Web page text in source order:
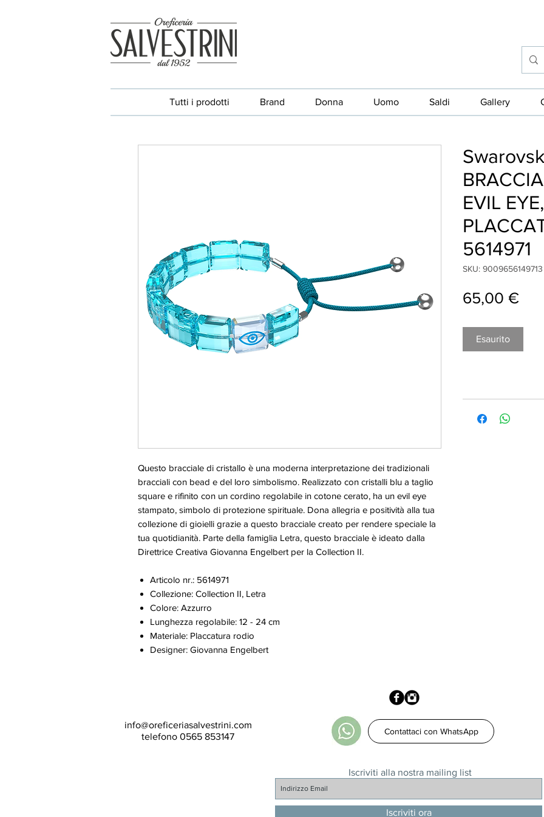
Tutti i prodotti Brand Donna Uomo Saldi Gallery
Questo bracciale di cristallo è una moderna interpretazione dei tradizionali
bracciali con bead e del loro simbolismo. Realizzato con cristalli blu a taglio
square e rifinito con un cordino regolabile in cotone cerato, ha un evil eye
stampato, simbolo di protezione spirituale. Dona allegria e positività alla tua
collezione di gioielli grazie a questo bracciale creato per rendere speciale la
tua quotidianità. Parte della famiglia Letra, questo bracciale è ideato dalla
Direttrice Creativa Giovanna Engelbert per la Collection II.
Articolo nr.: 5614971
Collezione: Collection II, Letra
Colore: Azzurro
Lunghezza regolabile: 12 - 24 cm
Materiale: Placcatura rodio
Designer: Giovanna Engelbert
EVIL
5614971
SKU: 9009656149713
65,00 €
Esaurito
Iscriviti alla nostra mailing list
Iscriviti ora
Contattaci con WhatsApp
info@oreficeriasalvestrini.com
telefono 0565 853147